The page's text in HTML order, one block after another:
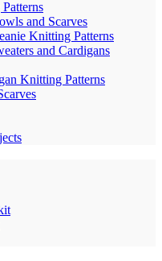
and Scarves
Knitting Patterns
and Cardigans
Knitting Patterns